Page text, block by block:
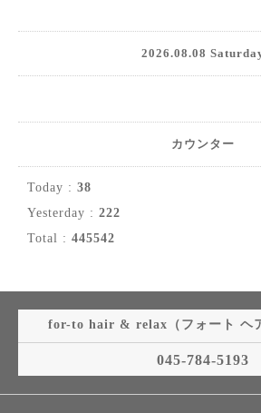
2026.08.08
カウンター
Today : 38
Yesterday : 222
Total : 445542
for-to hair & relax（フォート ヘ
045-784-5193